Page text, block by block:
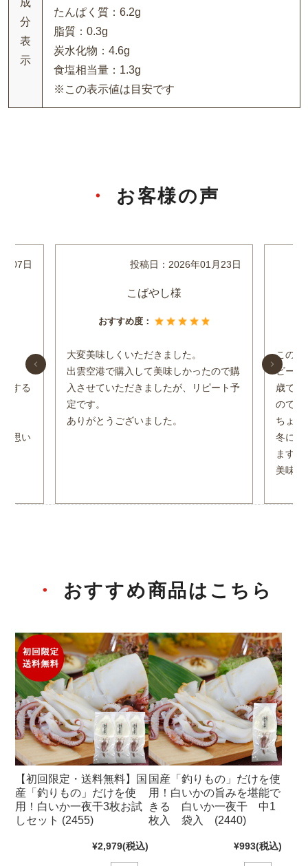
成
分
表
示
たんぱく質：6.2g
脂質：0.3g
炭水化物：4.6g
食塩相当量：1.3g
※この表示値は目安です
お客様の声
07日
する
思い
こばやし様
投稿日： 2026年01月23日
おすすめ度：
大変美味しくいただきました。
出雲空港で購入して美味しかったので購
入させていただきましたが、リピート予
定です。
ありがとうございました。
この商
ビール
歳であ
のです
ちょう
冬に熱
ます。
美味し
おすすめ商品はこちら
【初回限定・送料無料】国
産「釣りもの」だけを使
用！白いか一夜干3枚お試
しセット (2455)
¥2,979(税込)
国産「釣りもの」だけを使
用！白いかの旨みを堪能で
きる 白いか一夜干 中1
枚入 袋入 (2440)
¥993(税込)